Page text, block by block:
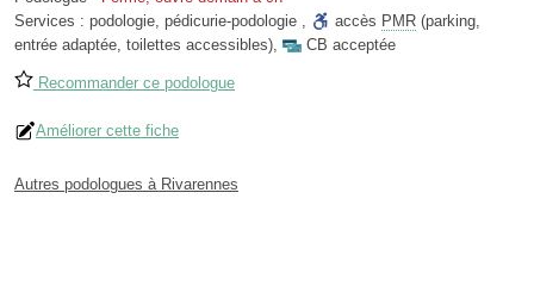
Services : podologie, pédicurie-podologie , accès PMR (parking,
entrée adaptée, toilettes accessibles), CB acceptée
Recommander ce podologue
Améliorer cette fiche
Autres podologues à Rivarennes